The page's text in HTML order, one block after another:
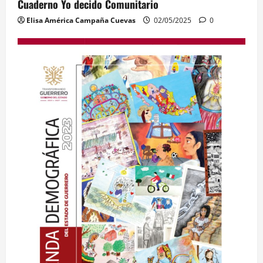
Cuaderno Yo decido Comunitario
Elisa América Campaña Cuevas 02/05/2025 0